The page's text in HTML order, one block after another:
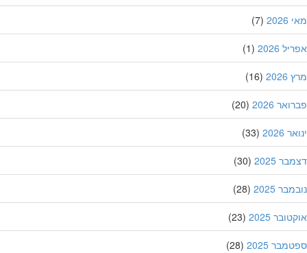
(7)
2026
(1)
(16)
2026
(20)
2026
(33)
2025
(30)
2025
(28)
2025
(23)
2025
(28)